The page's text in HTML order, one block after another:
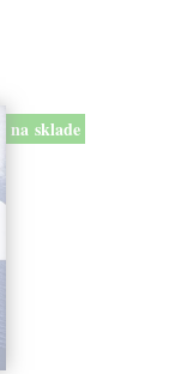
na sklade